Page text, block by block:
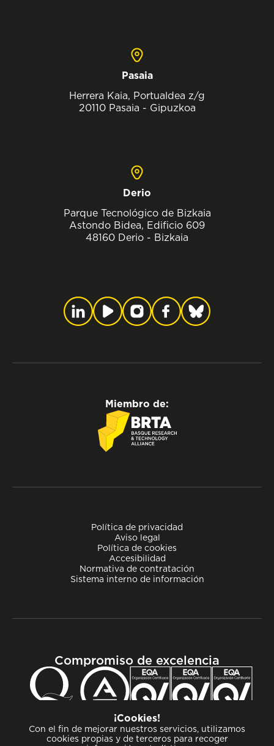
Pasaia
Herrera Kaia, Portualdea z/g
20110 Pasaia - Gipuzkoa
Derio
Parque Tecnológico de Bizkaia
Astondo Bidea, Edificio 609
48160 Derio - Bizkaia
Política de privacidad
Aviso legal
Política de cookies
Accesibilidad
Normativa de contratación
Sistema interno de información
Miembro de:
Compromiso de excelencia
¡Cookies!
Con el fin de mejorar nuestros servicios, utilizamos
cookies propias y de terceros para recoger